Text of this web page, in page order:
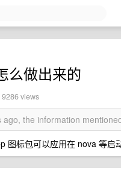
么做出来的
9286 views
the information
图标包可以应用在 nova 等启